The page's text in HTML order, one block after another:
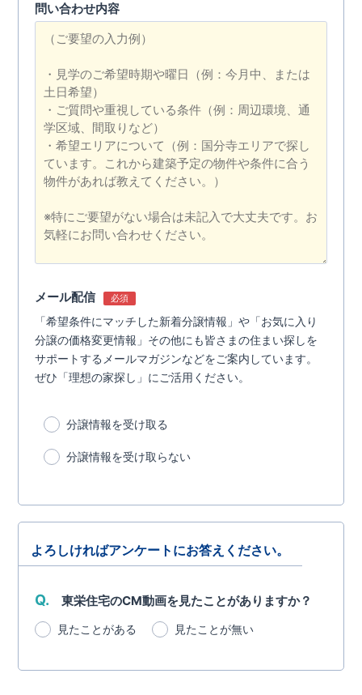
問い合わせ内容
メール配信 必須
「希望条件にマッチした新着分譲情報」や「お気に入り
分譲の価格変更情報」その他にも皆さまの住まい探しを
サポートするメールマガジンなどをご案内しています。
ぜひ「理想の家探し」にご活用ください。
分譲情報を受け取る
分譲情報を受け取らない
よろしければアンケートにお答えください。
Q. 東栄住宅のCM動画を見たことがありますか？
見たことがある 見たことが無い